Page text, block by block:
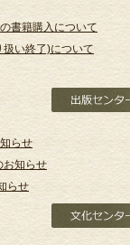
書籍購入について
い終了)について
らせ
お知らせ
らせ